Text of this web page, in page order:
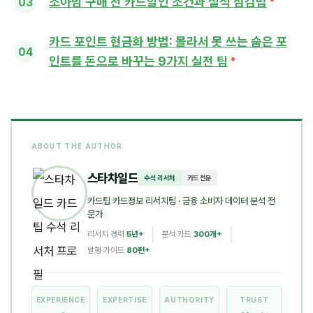
카드 포인트 현금화 방법: 몰라서 못 쓰는 숨은 포
인트를 돈으로 바꾸는 9가지 실전 팁
ABOUT THE AUTHOR
스타차일드 수석 리서처 카드 전문
카드팁 카드정보 리서치팀 · 금융 소비자 데이터 분석 전
문가
리서치 경력 5년+ 분석 카드 300개+
발행 가이드 80편+
EXPERIENCE EXPERTISE AUTHORITY TRUST